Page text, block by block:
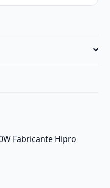
Fabricante Hipro